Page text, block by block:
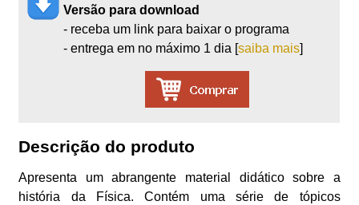
Versão para download
- receba um link para baixar o programa
- entrega em no máximo 1 dia [saiba mais]
Descrição do produto
Apresenta um abrangente material didático sobre a
história da Física. Contém uma série de tópicos